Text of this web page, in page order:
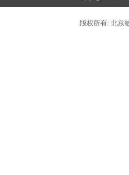
版权所有: 北京